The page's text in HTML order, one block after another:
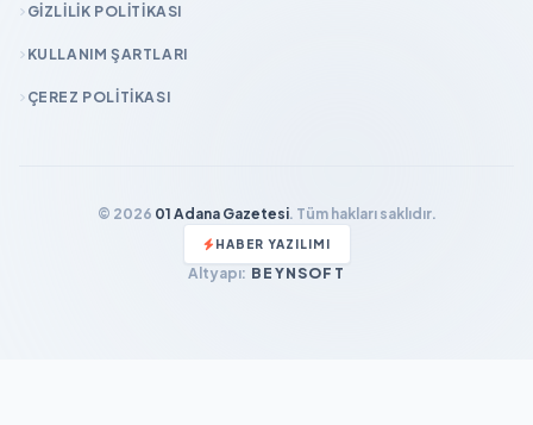
GIZLILIK POLITIKASI
KULLANIM ŞARTLARI
ÇEREZ POLITIKASI
© 2026 01 Adana Gazetesi. Tüm hakları saklıdır.
HABER YAZILIMI
Altyapı: BEYNSOFT